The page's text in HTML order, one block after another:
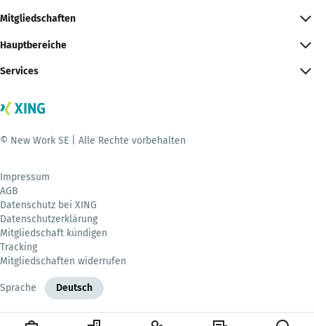
Mitgliedschaften
Hauptbereiche
Services
© New Work SE | Alle Rechte vorbehalten
Impressum
AGB
Datenschutz bei XING
Datenschutzerklärung
Mitgliedschaft kündigen
Tracking
Mitgliedschaften widerrufen
Sprache Deutsch